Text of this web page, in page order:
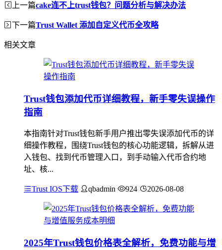
上一篇cake连不上trust钱包？问题分析与解决办法
下一篇Trust Wallet 添加自定义代币全攻略
相关文章
Trust钱包添加代币详细教程，新手零失误操作
指南
本指南针对Trust钱包新手用户推出零失误添加代币的详
细操作教程，围绕Trust钱包的核心功能逻辑，拆解从进
入钱包、找到代币管理入口，到手动输入代币合约地
址、核...
Trust IOS下载 qbadmin 924 2026-08-08
2025年Trust钱包价格表全解析，免费功能与增